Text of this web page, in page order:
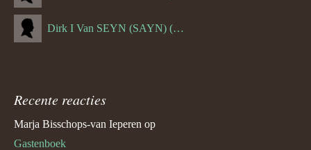
Dirk I Van SEYN (SAYN) (--1120)
Recente reacties
Marja Bisschops-van Ieperen op
Gastenboek